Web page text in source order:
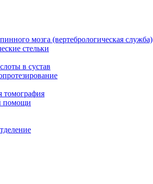
мозга (вертебрологическая служба)
стельки
в сустав
томография
помощи